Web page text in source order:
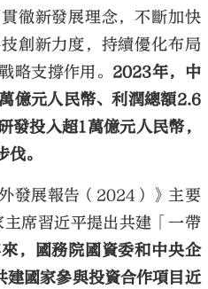
徹新發展理念，不斷加快
創新力度，持續優化布局
略支撐作用。 2023年，中
億元人民幣、利潤總額2.6
發投入超1萬億元人民幣，
。
發展報告（2024）》主要
席習近平提出共建「一帶
，國務院國資委和中央企
國家參與投資合作項目近